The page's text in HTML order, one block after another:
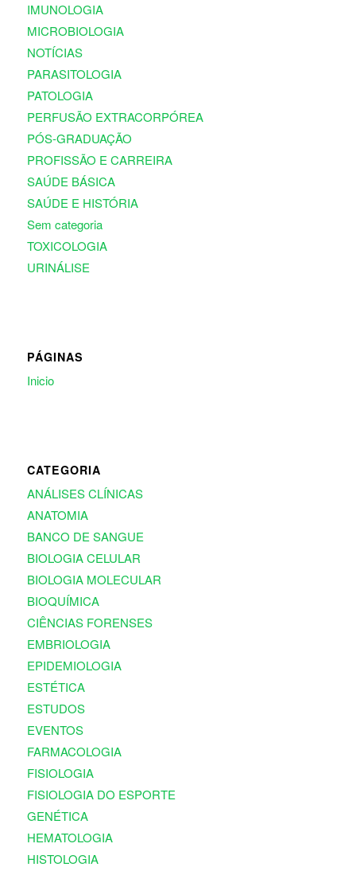
IMUNOLOGIA
MICROBIOLOGIA
NOTÍCIAS
PARASITOLOGIA
PATOLOGIA
PERFUSÃO EXTRACORPÓREA
PÓS-GRADUAÇÃO
PROFISSÃO E CARREIRA
SAÚDE BÁSICA
SAÚDE E HISTÓRIA
Sem categoria
TOXICOLOGIA
URINÁLISE
PÁGINAS
Inicio
CATEGORIA
ANÁLISES CLÍNICAS
ANATOMIA
BANCO DE SANGUE
BIOLOGIA CELULAR
BIOLOGIA MOLECULAR
BIOQUÍMICA
CIÊNCIAS FORENSES
EMBRIOLOGIA
EPIDEMIOLOGIA
ESTÉTICA
ESTUDOS
EVENTOS
FARMACOLOGIA
FISIOLOGIA
FISIOLOGIA DO ESPORTE
GENÉTICA
HEMATOLOGIA
HISTOLOGIA